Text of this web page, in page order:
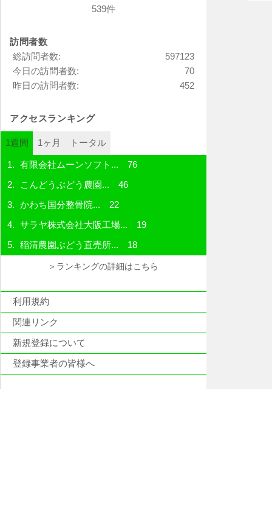
539件
訪問者数
597123
総訪問者数:
70
今日の訪問者数:
452
昨日の訪問者数:
アクセスランキング
1週間 1ヶ月 トータル
有限会社ムーンソフト... 76
こんどうぶどう農園... 46
かわち国分整骨院... 22
サラヤ株式会社大阪工場... 19
稲清農園ぶどう直売所... 18
＞ランキングの詳細はこちら
利用規約
関連リンク
新規登録について
登録事業者の皆様へ